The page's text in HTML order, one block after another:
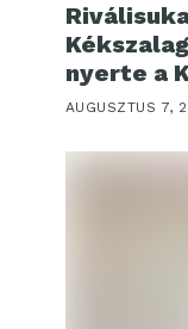
nyerte a
AUGUSZTUS 7,